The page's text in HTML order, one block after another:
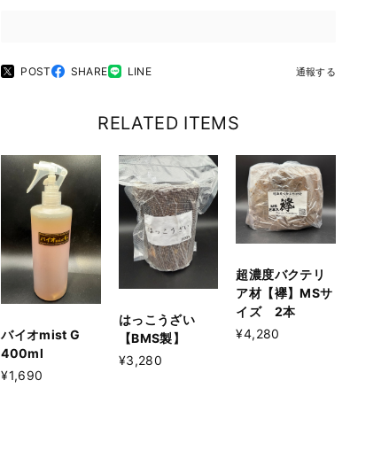
POST SHARE LINE 通報する
RELATED ITEMS
バイオmist G
400ml
¥1,690
はっこうざい
【BMS製】
¥3,280
超濃度バクテリ
ア材【襷】MSサ
イズ 2本
¥4,280